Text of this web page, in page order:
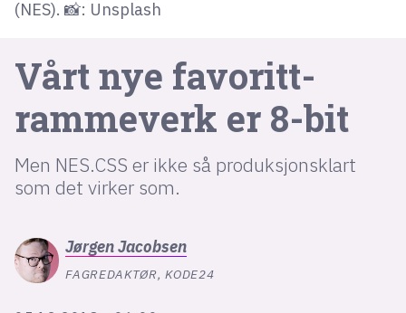
(NES). 📸: Unsplash
Vårt nye favoritt-
rammeverk er 8-bit
Men NES.CSS er ikke så produksjonsklart
som det virker som.
JørgenJacobsen
FAGREDAKTØR, KODE24
mørk modus
nyhetsbrev
kode24-klubben
LinkedIn
Facebook